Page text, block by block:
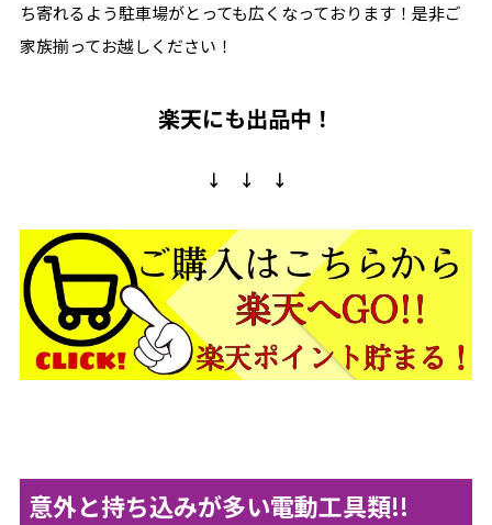
ち寄れるよう駐車場がとっても広くなっております！是非ご
家族揃ってお越しください！
楽天にも出品中！
↓ ↓ ↓
意外と持ち込みが多い電動工具類!!